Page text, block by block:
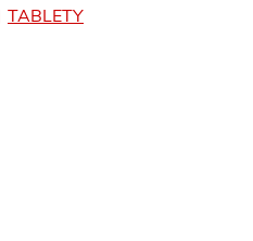
TABLETY